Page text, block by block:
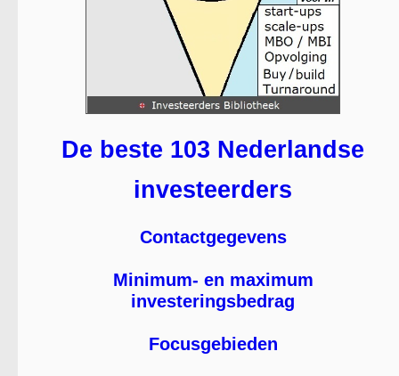
De beste 103 Nederlandse
investeerders
Contactgegevens
Minimum- en maximum
investeringsbedrag
Focusgebieden